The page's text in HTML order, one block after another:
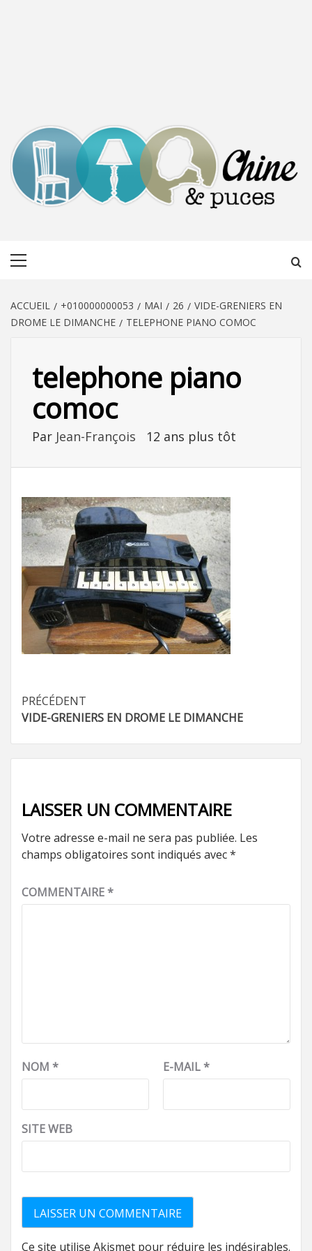
ACCUEIL +010000000053 MAI 26
VIDE-GRENIERS EN
DROME LE DIMANCHE
TELEPHONE PIANO COMOC
telephone piano
comoc
Par Jean-François 12 ans plus tôt
Navigation
d’article
PRÉCÉDENT
VIDE-GRENIERS EN DROME LE DIMANCHE
LAISSER UN COMMENTAIRE
Votre adresse e-mail ne sera pas publiée. Les
champs obligatoires sont indiqués avec*
COMMENTAIRE*
NOM * E-MAIL*
SITE WEB
Ce site utilise Akismet pour réduire les indésirables.